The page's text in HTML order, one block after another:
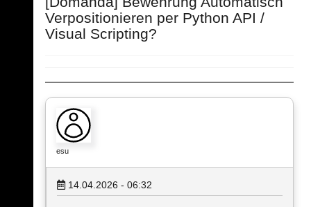
Verpositionieren per Python API /
Visual Scripting?
esu
14.04.2026 - 06:32